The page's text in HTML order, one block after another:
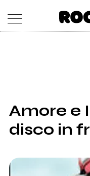
SHOP
RADIO
Amore e
disco in